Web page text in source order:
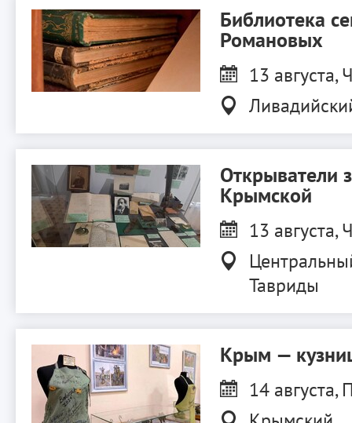
Библиотека
Романовых
13 августа,
Открыватели
Крымской
13 августа,
Тавриды
Крым —
14 августа,